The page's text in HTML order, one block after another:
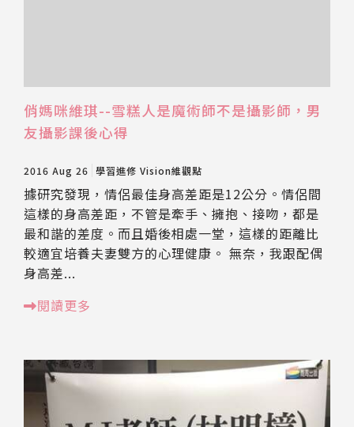
俏媽咪維琪--雪糕人是魔術師不是攝影師，男
友攝影課後心得
2016 Aug 26 學習進修 Vision維觀點
據研究發現，情侶最佳身高差距是12公分。情侶間
這樣的身高差距，不管是牽手、擁抱、接吻，都是
最和諧的差度。而且婚後相處一堂，這樣的距離比
較適宜培養夫妻雙方的心理健康。 無奈，我跟配偶
身高差...
閱讀更多